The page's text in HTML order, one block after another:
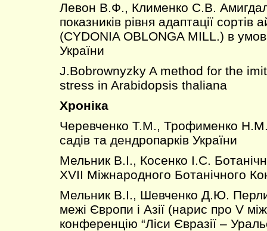
Левон В.Ф., Клименко С.В.
показників рівня адаптації сортів
(CYDONIA OBLONGA MILL.) в
України
J.Bobrownyzky A method for the
stress in Arabidopsis thaliana
Хроніка
Черевченко Т.М., Трофименко Н.М.
садів та дендропарків України
Мельник В.І., Косенко І.С.
ХVІІ Міжнародного Ботанічного
Мельник В.І., Шевченко Д.Ю.
межі Європи і Азії (нарис про V
конференцію “Ліси Євразії –